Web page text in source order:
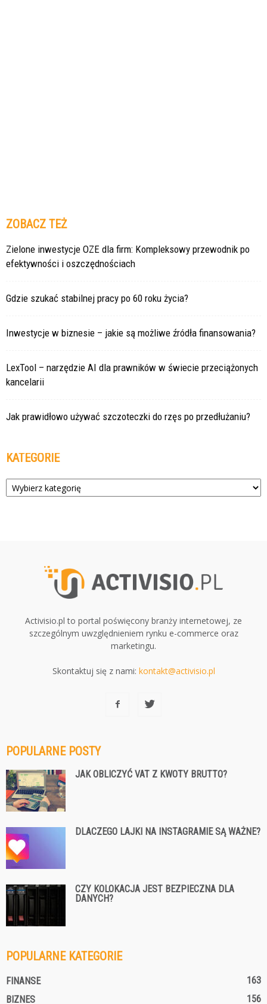
ZOBACZ TEŻ
Zielone inwestycje OZE dla firm: Kompleksowy przewodnik po
efektywności i oszczędnościach
Gdzie szukać stabilnej pracy po 60 roku życia?
Inwestycje w biznesie – jakie są możliwe źródła finansowania?
LexTool – narzędzie AI dla prawników w świecie przeciążonych
kancelarii
Jak prawidłowo używać szczoteczki do rzęs po przedłużaniu?
KATEGORIE
Kategorie
Activisio.pl to portal poświęcony branży internetowej, ze
szczególnym uwzględnieniem rynku e-commerce oraz
marketingu.
Skontaktuj się z nami: kontakt@activisio.pl
POPULARNE POSTY
JAK OBLICZYĆ VAT Z KWOTY BRUTTO?
DLACZEGO LAJKI NA INSTAGRAMIE SĄ WAŻNE?
CZY KOLOKACJA JEST BEZPIECZNA DLA
DANYCH?
POPULARNE KATEGORIE
FINANSE
163
BIZNES
156